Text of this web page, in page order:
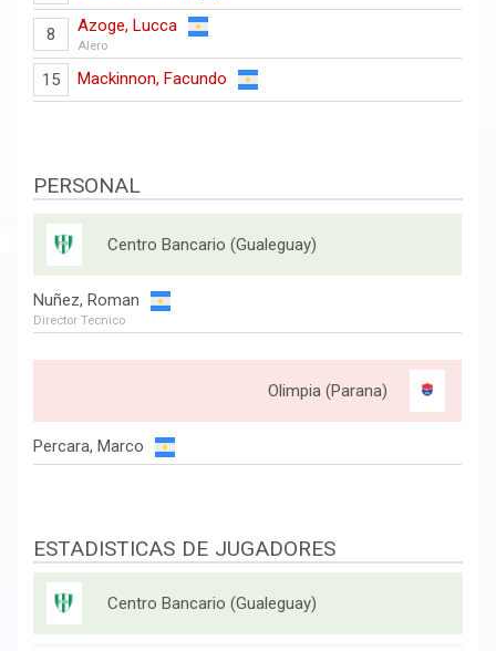
8 Azoge, Lucca
Alero
15 Mackinnon, Facundo
PERSONAL
Centro Bancario (Gualeguay)
Nuñez, Roman
Director Tecnico
Olimpia (Parana)
Percara, Marco
ESTADISTICAS DE JUGADORES
Centro Bancario (Gualeguay)